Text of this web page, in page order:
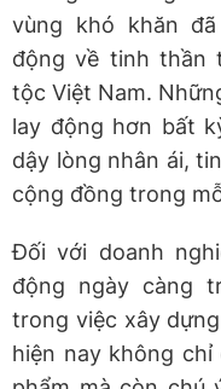
vùng khó khăn
động về tinh thần
tộc Việt Nam.
lay động hơn bất
dậy lòng nhân ái,
cộng đồng trong
Đối với doanh
động ngày càng
trong việc xây
hiện nay không